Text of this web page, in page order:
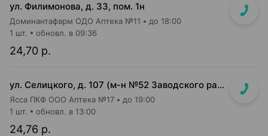
ул. Филимонова, д. 33, пом. 1н
Доминантафарм ОДО Аптека №11 до 18:00
24,70 р.
1 шт. обновл. в 09:36
ул. Селицкого, д. 107 (м-н №52 Заводского райпищеторга)
Ясса ПКФ ООО Аптека №17 до 19:00
24,76 р.
1 шт. обновл. в 13:00